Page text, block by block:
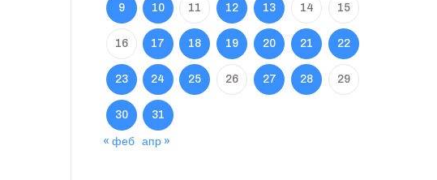
9 10 11 12 13 14 15
16 17 18 19 20 21 22
23 24 25 26 27 28 29
30 31
« феб апр »